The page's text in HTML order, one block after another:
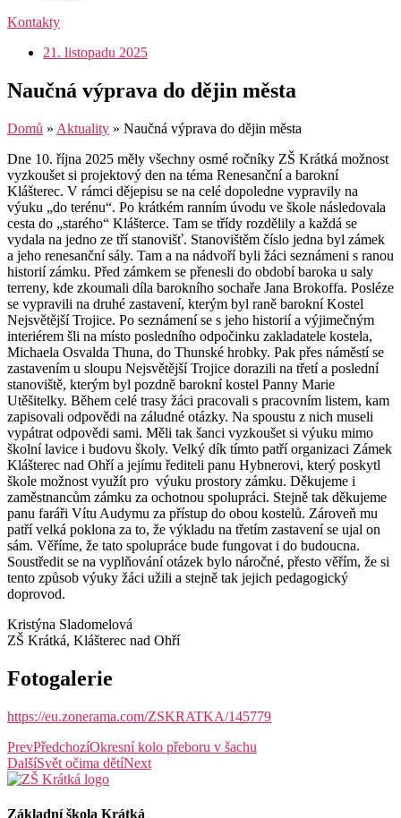
Kontakty
21. listopadu 2025
Naučná výprava do dějin města
Domů » Aktuality » Naučná výprava do dějin města
Dne 10. října 2025 měly všechny osmé ročníky ZŠ Krátká možnost
vyzkoušet si projektový den na téma Renesanční a barokní
Klášterec. V rámci dějepisu se na celé dopoledne vypravily na
výuku „do terénu“. Po krátkém ranním úvodu ve škole následovala
cesta do „starého“ Klášterce. Tam se třídy rozdělily a každá se
vydala na jedno ze tří stanovišť. Stanovištěm číslo jedna byl zámek
a jeho renesanční sály. Tam a na nádvoří byli žáci seznámeni s ranou
historií zámku. Před zámkem se přenesli do období baroka u saly
terreny, kde zkoumali díla barokního sochaře Jana Brokoffa. Posléze
se vypravili na druhé zastavení, kterým byl raně barokní Kostel
Nejsvětější Trojice. Po seznámení se s jeho historií a výjimečným
interiérem šli na místo posledního odpočinku zakladatele kostela,
Michaela Osvalda Thuna, do Thunské hrobky. Pak přes náměstí se
zastavením u sloupu Nejsvětější Trojice dorazili na třetí a poslední
stanoviště, kterým byl pozdně barokní kostel Panny Marie
Utěšitelky. Během celé trasy žáci pracovali s pracovním listem, kam
zapisovali odpovědi na záludné otázky. Na spoustu z nich museli
vypátrat odpovědi sami. Měli tak šanci vyzkoušet si výuku mimo
školní lavice i budovu školy. Velký dík tímto patří organizaci Zámek
Klášterec nad Ohří a jejímu řediteli panu Hybnerovi, který poskytl
škole možnost využít pro výuku prostory zámku. Děkujeme i
zaměstnancům zámku za ochotnou spolupráci. Stejně tak děkujeme
panu faráři Vítu Audymu za přístup do obou kostelů. Zároveň mu
patří velká poklona za to, že výkladu na třetím zastavení se ujal on
sám. Věříme, že tato spolupráce bude fungovat i do budoucna.
Soustředit se na vyplňování otázek bylo náročné, přesto věřím, že si
tento způsob výuky žáci užili a stejně tak jejich pedagogický
doprovod.
Kristýna Sladomelová
ZŠ Krátká, Klášterec nad Ohří
Fotogalerie
https://eu.zonerama.com/ZSKRATKA/145779
PrevPředchozíOkresní kolo přeboru v šachu
DalšíSvět očima dětíNext
Základní škola Krátká